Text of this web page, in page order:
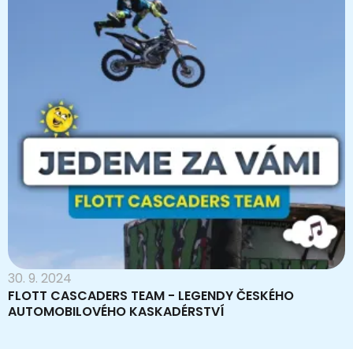
30. 9. 2024
FLOTT CASCADERS TEAM - LEGENDY ČESKÉHO
AUTOMOBILOVÉHO KASKADÉRSTVÍ